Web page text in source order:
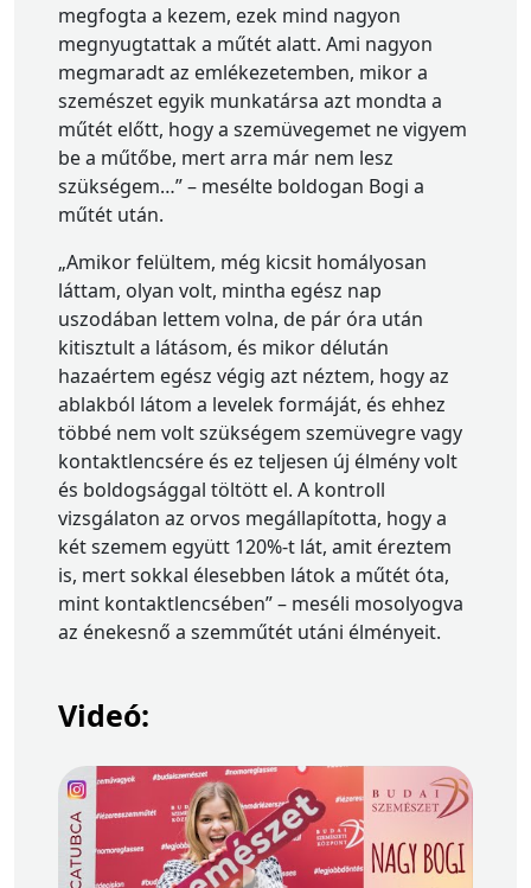
megfogta a kezem, ezek mind nagyon
megnyugtattak a műtét alatt. Ami nagyon
megmaradt az emlékezetemben, mikor a
szemészet egyik munkatársa azt mondta a
műtét előtt, hogy a szemüvegemet ne vigyem
be a műtőbe, mert arra már nem lesz
szükségem…” – mesélte boldogan Bogi a
műtét után.
„Amikor felültem, még kicsit homályosan
láttam, olyan volt, mintha egész nap
uszodában lettem volna, de pár óra után
kitisztult a látásom, és mikor délután
hazaértem egész végig azt néztem, hogy az
ablakból látom a levelek formáját, és ehhez
többé nem volt szükségem szemüvegre vagy
kontaktlencsére és ez teljesen új élmény volt
és boldogsággal töltött el. A kontroll
vizsgálaton az orvos megállapította, hogy a
két szemem együtt 120%-t lát, amit éreztem
is, mert sokkal élesebben látok a műtét óta,
mint kontaktlencsében” – meséli mosolyogva
az énekesnő a szemműtét utáni élményeit.
Videó: